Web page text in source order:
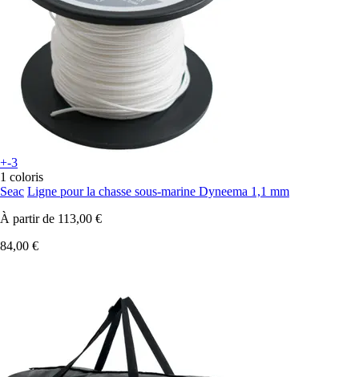
+-3
1 coloris
Seac Ligne pour la chasse sous-marine Dyneema 1,1 mm
À partir de 113,00 €
84,00 €